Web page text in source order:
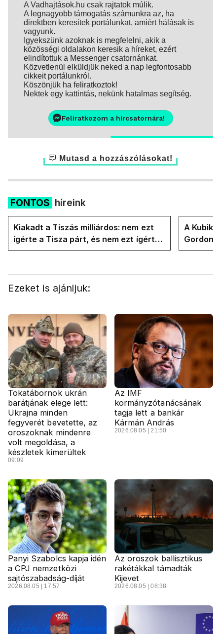
A Vadhajtások.hu csak rajtatok múlik.
A legnagyobb támogatás számunkra az, ha
direktben keresitek portálunkat, amiért hálásak is
vagyunk.
Igyekszünk azoknak is megfelelni, akik a
közösségi oldalakon keresik a híreket, ezért
elindítottuk a Messenger csatornánkat.
Közvetlenül elküldjük neked a nap legfontosabb
cikkeit portálunkról.
Köszönjük ha feliratkoztok!
Nektek egy kattintás, nekünk hatalmas segítség.
Feliratkozom a hírcsatornára!
Mutasd a hozzászólásokat!
FONTOS híreink
Kiakadt a Tiszás milliárdos: nem ezt
ígérte a Tisza párt, és nem ezt ígérte
Magyar Péter a kampányban
A Kubik
Gordon
Magyar
Ezeket is ajánljuk:
Tokatábornok ukrán
barátjának elege lett:
Ukrajna minden
fegyverét bevetette, az
oroszoknak mindenre
volt megoldása, a
készletek kimerültek
09:09
Az IMF
kormányzótanácsának
tagja lett a bankár
Kármán András
2026.08.05 | 21:50
Panyi Szabolcs kapja idén
a CPJ nemzetközi
sajtószabadság-díját
2026.08.05 | 17:57
Az oroszok ballisztikus
rakétákkal támadták
Kijevet
2026.08.05 | 08:38